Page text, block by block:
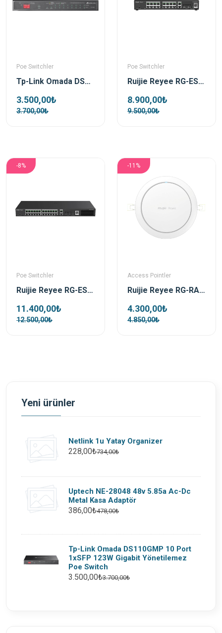
Poe Switchler
Tp-Link Omada DS110GMP 10 Port 1xSFP 123W Gigabit Yönetilemez Poe Switch
3.500,00₺
3.700,00₺
Poe Switchler
Ruijie Reyee RG-ES220GS-P 16 Port 250W 2xSfp 2xRj45 Uplink Yönetilebilir Gigabit PoE Switch
8.900,00₺
9.500,00₺
-8%
Poe Switchler
Ruijie Reyee RG-ES228GS-P 28 Port 370 W 2xSfp 2xRj45 Uplink Yönetilebilir Gigabit PoE Switch
11.400,00₺
12.500,00₺
-11%
Access Pointler
Ruijie Reyee RG-RAP2266 AX3000 Wi-Fi 6 Dual-Band İç Ortam Access Point
4.300,00₺
4.850,00₺
Yeni ürünler
Netlink 1u Yatay Organizer
228,00₺734,00₺
Uptech NE-28048 48v 5.85a Ac-Dc
Metal Kasa Adaptör
386,00₺478,00₺
Tp-Link Omada DS110GMP 10 Port
1xSFP 123W Gigabit Yönetilemez
Poe Switch
3.500,00₺3.700,00₺